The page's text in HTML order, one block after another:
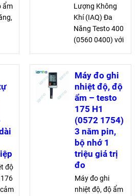
ẩm
và
Lượng Không
Khí (IAQ) Đa
Năng Testo 400
(0560 0400) với
suất chính xác,
hỗ trợ đo đa
thông số, kết
nối đầu đo linh
hoạt, lưu và gửi
dữ liệu dễ dàng
độ
Máy đo ghi
nhiệt độ, độ
ẩm – testo
175 H1
(0572 1754)
3 năm pin,
bộ nhớ 1
triệu giá trị
đo
Máy đo ghi
nhiệt độ, độ ẩm